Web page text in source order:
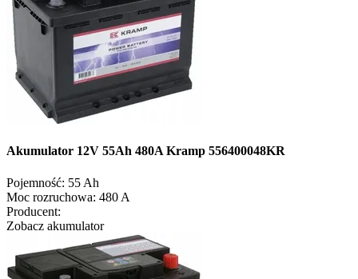
Akumulator 12V 55Ah 480A Kramp 556400048KR
Pojemność: 55 Ah
Moc rozruchowa: 480 A
Producent:
Zobacz akumulator